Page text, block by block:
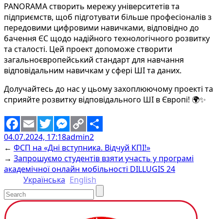
PANORAMA створить мережу університетів та
підприємств, щоб підготувати більше професіоналів з
передовими цифровими навичками, відповідно до
бачення ЄС щодо надійного технологічного розвитку
та сталості. Цей проект допоможе створити
загальноєвропейський стандарт для навчання
відповідальним навичкам у сфері ШІ та даних.
Долучайтесь до нас у цьому захоплюючому проекті та
сприяйте розвитку відповідального ШІ в Європі! 🌍✨
Facebook
EmailTwitterMessenger
Copy
Link
Share
04.07.2024, 17:18admin2
← ФСП на «Дні вступника. Відчуй КПІ!»
→ Запрошуємо студентів взяти участь у програмі
академічної онлайн мобільності DILLUGIS 24
Українська English